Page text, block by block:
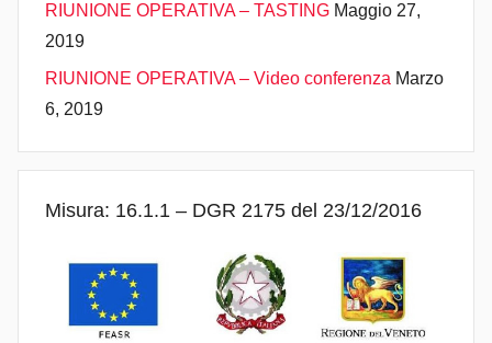
RIUNIONE OPERATIVA – TASTING Maggio 27,
2019
RIUNIONE OPERATIVA – Video conferenza Marzo
6, 2019
Misura: 16.1.1 – DGR 2175 del 23/12/2016